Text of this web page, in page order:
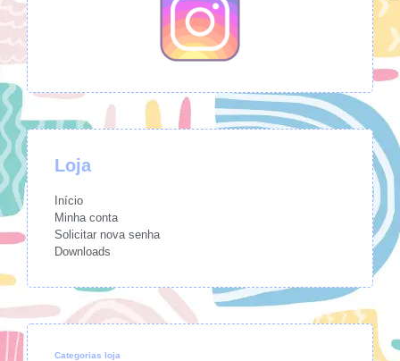
Loja
Início
Minha conta
Solicitar nova senha
Downloads
Categorias loja